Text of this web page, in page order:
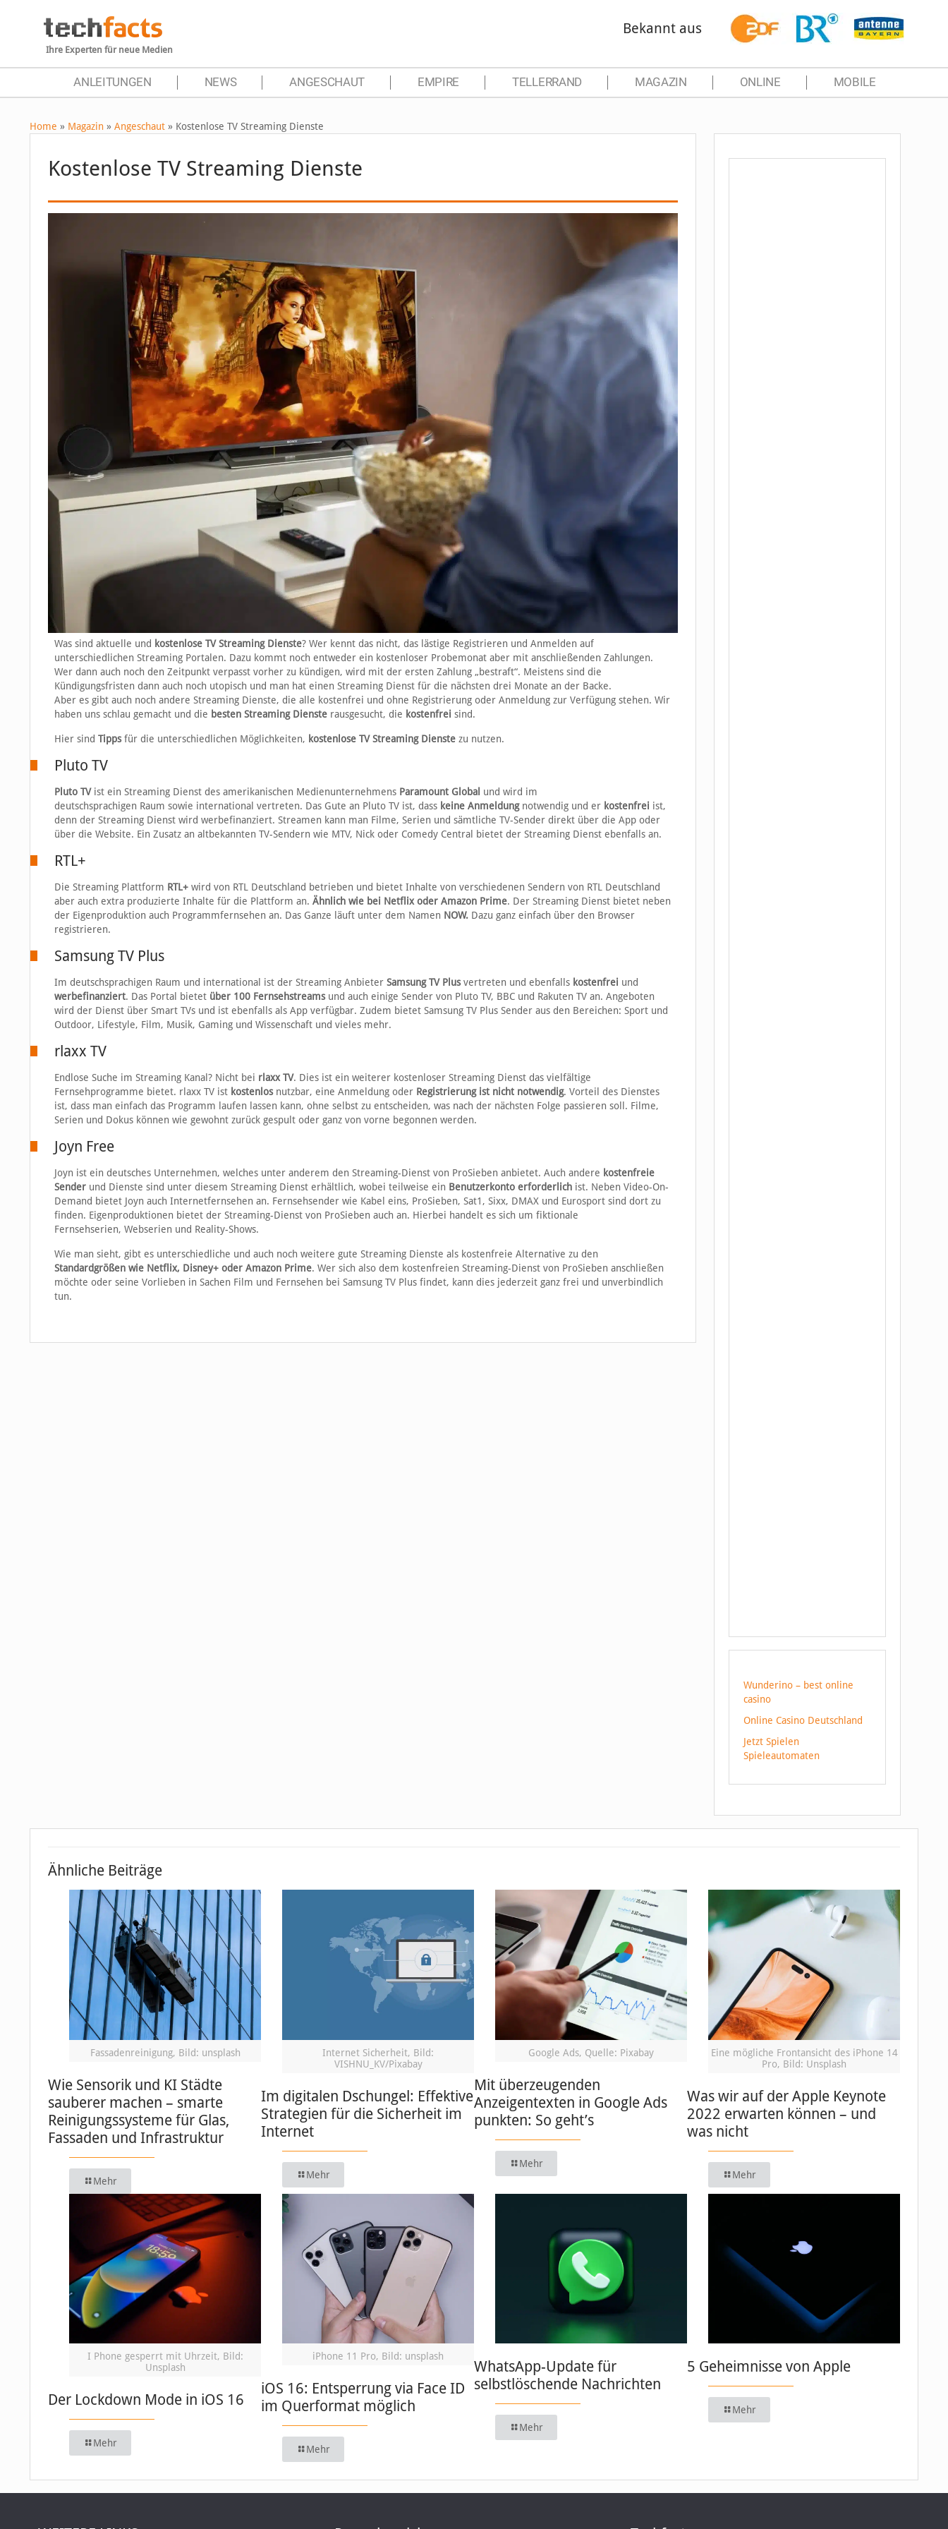
Ihre Experten für neue Medien
Bekannt aus
ANLEITUNGEN NEWS ANGESCHAUT EMPIRE TELLERRAND MAGAZIN ONLINE MOBILE
Home » Magazin » Angeschaut » Kostenlose TV Streaming Dienste
Kostenlose TV Streaming Dienste
Was sind aktuelle und kostenlose TV Streaming Dienste? Wer kennt das nicht, das lästige Registrieren und Anmelden auf
unterschiedlichen Streaming Portalen. Dazu kommt noch entweder ein kostenloser Probemonat aber mit anschließenden Zahlungen.
Wer dann auch noch den Zeitpunkt verpasst vorher zu kündigen, wird mit der ersten Zahlung „bestraft“. Meistens sind die
Kündigungsfristen dann auch noch utopisch und man hat einen Streaming Dienst für die nächsten drei Monate an der Backe.
Aber es gibt auch noch andere Streaming Dienste, die alle kostenfrei und ohne Registrierung oder Anmeldung zur Verfügung stehen. Wir
haben uns schlau gemacht und die besten Streaming Diensterausgesucht, die kostenfrei sind.
Hier sind Tippsfür die unterschiedlichen Möglichkeiten, kostenlose TV Streaming Dienstezu nutzen.
Pluto TV
Pluto TVist ein Streaming Dienst des amerikanischen Medienunternehmens Paramount Global und wird im
deutschsprachigen Raum sowie international vertreten. Das Gute an Pluto TV ist, dass keine Anmeldungnotwendig und er kostenfrei ist,
denn der Streaming Dienst wird werbefinanziert. Streamen kann man Filme, Serien und sämtliche TV-Sender direkt über die App oder
über die Website. Ein Zusatz an altbekannten TV-Sendern wie MTV, Nick oder Comedy Central bietet der Streaming Dienst ebenfalls an.
RTL+
Die Streaming Plattform RTL+wird von RTL Deutschland betrieben und bietet Inhalte von verschiedenen Sendern von RTL Deutschland
aber auch extra produzierte Inhalte für die Plattform an. Ähnlich wie bei Netflix oder Amazon Prime. Der Streaming Dienst bietet neben
der Eigenproduktion auch Programmfernsehen an. Das Ganze läuft unter dem Namen NOW.Dazu ganz einfach über den Browser
registrieren.
Samsung TV Plus
Im deutschsprachigen Raum und international ist der Streaming Anbieter Samsung TV Plusvertreten und ebenfalls kostenfrei und
werbefinanziert. Das Portal bietet über 100 Fernsehstreamsund auch einige Sender von Pluto TV, BBC und Rakuten TV an. Angeboten
wird der Dienst über Smart TVs und ist ebenfalls als App verfügbar. Zudem bietet Samsung TV Plus Sender aus den Bereichen: Sport und
Outdoor, Lifestyle, Film, Musik, Gaming und Wissenschaft und vieles mehr.
rlaxx TV
Endlose Suche im Streaming Kanal? Nicht bei rlaxx TV. Dies ist ein weiterer kostenloser Streaming Dienst das vielfältige
Fernsehprogramme bietet. rlaxx TV ist kostenlosnutzbar, eine Anmeldung oder Registrierung ist nicht notwendig. Vorteil des Dienstes
ist, dass man einfach das Programm laufen lassen kann, ohne selbst zu entscheiden, was nach der nächsten Folge passieren soll. Filme,
Serien und Dokus können wie gewohnt zurück gespult oder ganz von vorne begonnen werden.
Joyn Free
Joyn ist ein deutsches Unternehmen, welches unter anderem den Streaming-Dienst von ProSieben anbietet. Auch andere kostenfreie
Senderund Dienste sind unter diesem Streaming Dienst erhältlich, wobei teilweise ein Benutzerkonto erforderlichist. Neben Video-On-
Demand bietet Joyn auch Internetfernsehen an. Fernsehsender wie Kabel eins, ProSieben, Sat1, Sixx, DMAX und Eurosport sind dort zu
finden. Eigenproduktionen bietet der Streaming-Dienst von ProSieben auch an. Hierbei handelt es sich um fiktionale
Fernsehserien, Webserien und Reality-Shows.
Wie man sieht, gibt es unterschiedliche und auch noch weitere gute Streaming Dienste als kostenfreie Alternative zu den
Standardgrößen wie Netflix, Disney+ oder Amazon Prime. Wer sich also dem kostenfreien Streaming-Dienst von ProSieben anschließen
möchte oder seine Vorlieben in Sachen Film und Fernsehen bei Samsung TV Plus findet, kann dies jederzeit ganz frei und unverbindlich
tun.
Wunderino – best online
casino
Online Casino Deutschland
Jetzt Spielen
Spieleautomaten
Ähnliche Beiträge
Fassadenreinigung, Bild: unsplash
Wie Sensorik und KI Städte
sauberer machen – smarte
Reinigungssysteme für Glas,
Fassaden und Infrastruktur
Mehr
Internet Sicherheit, Bild:
VISHNU_KV/Pixabay
Im digitalen Dschungel: Effektive
Strategien für die Sicherheit im
Internet
Mehr
Google Ads, Quelle: Pixabay
Mit überzeugenden
Anzeigentexten in Google Ads
punkten: So geht’s
Mehr
Eine mögliche Frontansicht des iPhone 14
Pro, Bild: Unsplash
Was wir auf der Apple Keynote
2022 erwarten können – und
was nicht
Mehr
I Phone gesperrt mit Uhrzeit, Bild:
Unsplash
Der Lockdown Mode in iOS 16
Mehr
iPhone 11 Pro, Bild: unsplash
iOS 16: Entsperrung via Face ID
im Querformat möglich
Mehr
WhatsApp-Update für
selbstlöschende Nachrichten
Mehr
5 Geheimnisse von Apple
Mehr